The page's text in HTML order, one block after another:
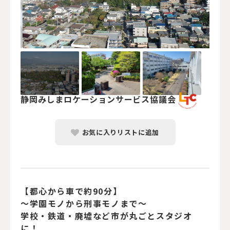
静岡みしまロケーションサービス協議会
お気に入りリストに追加
【都心から車で約90分】
～学園モノから刑事モノまで～
学校・鉄道・廃墟など市が丸ごとスタジオ